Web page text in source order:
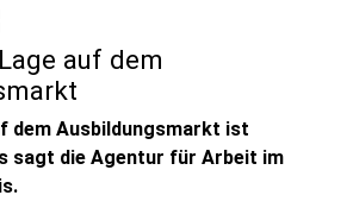
auf dem
dem Ausbildungsmarkt ist
sagt die Agentur für Arbeit im